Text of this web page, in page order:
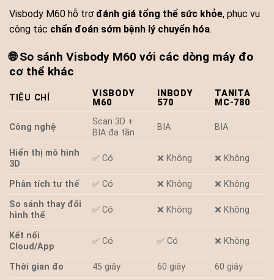
Visbody M60 hỗ trợ đánh giá tổng thể sức khỏe, phục vụ
công tác chẩn đoán sớm bệnh lý chuyển hóa.
🌐 So sánh Visbody M60 với các dòng máy đo
cơ thể khác
TIÊU CHÍ
VISBODY
M60
INBODY
570
TANITA
MC-780
Công nghệ
Scan 3D +
BIA đa tần
BIA BIA
Hiển thị mô hình
3D
✅ Có ❌ Không ❌ Không
Phân tích tư thế ✅ Có ❌ Không
❌ Không
So sánh thay đổi
hình thể
✅ Có ❌ Không ❌ Không
Kết nối
Cloud/App
✅ Có ✅ Có ❌ Không
Thời gian đo 45 giây 60 giây 60 giây